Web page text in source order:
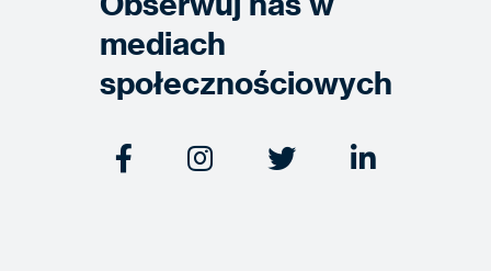
mediach
społecznościowych
   